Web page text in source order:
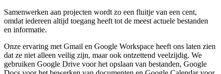
Samenwerken aan projecten wordt zo een fluitje van een cent,
omdat iedereen altijd toegang heeft tot de meest actuele bestanden
en informatie.
Onze ervaring met Gmail en Google Workspace heeft ons laten zien
dat ze niet alleen veilig zijn, maar ook ontzettend veelzijdig. We
gebruiken Google Drive voor het opslaan van bestanden, Google